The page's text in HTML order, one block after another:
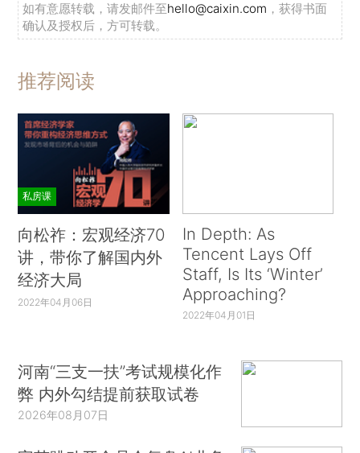
如有意愿转载，请发邮件至hello@caixin.com ，获得书面
确认及授权后，方可转载。
推荐阅读
私房课
向松祚：宏观经济70
讲，带你了解国内外
经济大局
2022年04月06日
In Depth: As
Tencent Lays Off
Staff, Is Its ‘Winter’
Approaching?
2022年04月01日
河南“三支一扶”考试规模化作
弊 内外勾结提前获取试卷
2026年08月07日